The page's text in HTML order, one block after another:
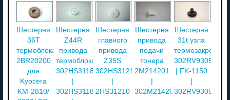
Шестерня
36T
термоблока
2BR20200
для
Kyocera
KM-2810/
Шестерня
Z44R
привода
термоблока
302HS31181
302HS31180
Шестерня
главного
привода
Z35S
302HS31210
2HS31210
Шестерня
привода
подачи
тонера
2M214201
302M214201
Шестерня
31t узла
302RV93050
| FK-1150
302RV93053